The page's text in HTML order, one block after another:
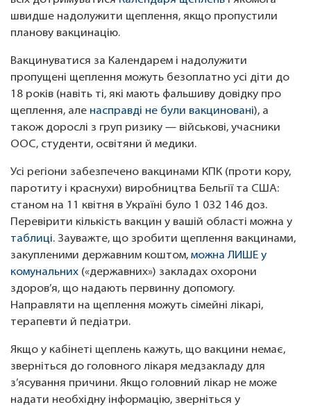
швидше надолужити щеплення, якщо пропустили
планову вакцинацію.
Вакцинуватися за Календарем і надолужити
пропущені щеплення можуть безоплатно усі діти до
18 років (навіть ті, які мають фальшиву довідку про
щеплення, але насправді не були вакциновані), а
також дорослі з груп ризику — військові, учасники
ООС, студенти, освітяни й медики.
Усі регіони забезпечено вакцинами КПК (проти кору,
паротиту і краснухи) виробництва Бельгії та США:
станом на 11 квітня в Україні було 1 032 146 доз.
Перевірити кількість вакцин у вашій області можна у
таблиці. Зауважте, що зробити щеплення вакцинами,
закупленими державним коштом, можна ЛИШЕ у
комунальних («державних») закладах охорони
здоров’я, що надають первинну допомогу.
Направляти на щеплення можуть сімейні лікарі,
терапевти й педіатри.
Якщо у кабінеті щеплень кажуть, що вакцини немає,
зверніться до головного лікаря медзакладу для
з’ясування причини. Якщо головний лікар не може
надати необхідну інформацію, зверніться у